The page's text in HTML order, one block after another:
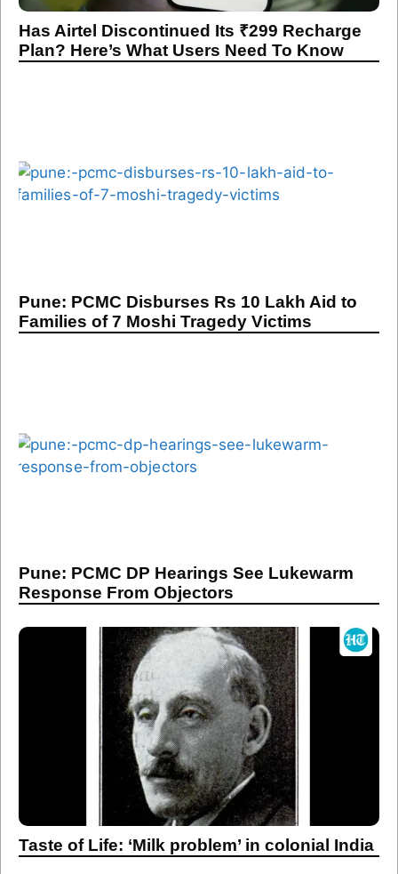
Has Airtel Discontinued Its ₹299 Recharge
Plan? Here’s What Users Need To Know
Pune: PCMC Disburses Rs 10 Lakh Aid to
Families of 7 Moshi Tragedy Victims
Pune: PCMC DP Hearings See Lukewarm
Response From Objectors
Taste of Life: ‘Milk problem’ in colonial India